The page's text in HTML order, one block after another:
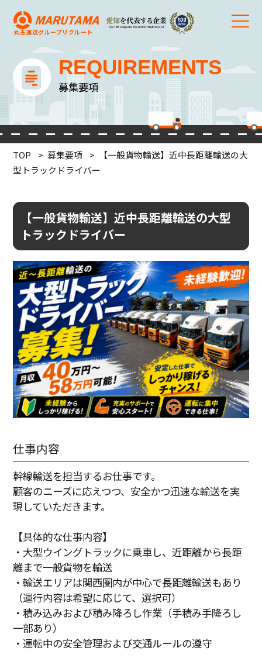
丸玉運送グループリクルート
REQUIREMENTS
募集要項
TOP 募集要項
【一般貨物輸送】近中長距離輸送の大
型トラックドライバー
【一般貨物輸送】近中長距離輸送の大型
トラックドライバー
仕事内容
幹線輸送を担当するお仕事です。
顧客のニーズに応えつつ、安全かつ迅速な輸送を実
現していただきます。
【具体的な仕事内容】
・大型ウイングトラックに乗車し、近距離から長距
離まで一般貨物を輸送
・輸送エリアは関西圏内が中心で長距離輸送もあり
（運行内容は希望に応じて、選択可）
・積み込みおよび積み降ろし作業（手積み手降ろし
一部あり）
・運転中の安全管理および交通ルールの遵守